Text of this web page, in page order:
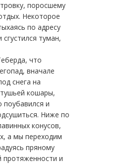
поросшему
Некоторое
по адресу
туман,
что
вначале
снега на
кошары,
поубавился и
Ниже по
конусов,
а мы переходим
пряному
протяженности и